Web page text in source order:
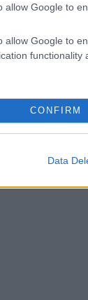
allow Google to
allow Google to
functionality
CONFIRM
Data